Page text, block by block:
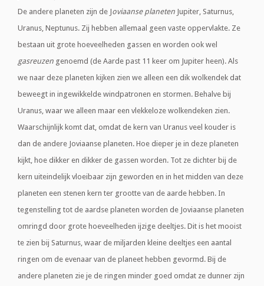
De andere planeten zijn de Joviaanse planeten Jupiter, Saturnus,
Uranus, Neptunus. Zij hebben allemaal geen vaste oppervlakte. Ze
bestaan uit grote hoeveelheden gassen en worden ook wel
gasreuzen genoemd (de Aarde past 11 keer om Jupiter heen). Als
we naar deze planeten kijken zien we alleen een dik wolkendek dat
beweegt in ingewikkelde windpatronen en stormen. Behalve bij
Uranus, waar we alleen maar een vlekkeloze wolkendeken zien.
Waarschijnlijk komt dat, omdat de kern van Uranus veel kouder is
dan de andere Joviaanse planeten. Hoe dieper je in deze planeten
kijkt, hoe dikker en dikker de gassen worden. Tot ze dichter bij de
kern uiteindelijk vloeibaar zijn geworden en in het midden van deze
planeten een stenen kern ter grootte van de aarde hebben. In
tegenstelling tot de aardse planeten worden de Joviaanse planeten
omringd door grote hoeveelheden ijzige deeltjes. Dit is het mooist
te zien bij Saturnus, waar de miljarden kleine deeltjes een aantal
ringen om de evenaar van de planeet hebben gevormd. Bij de
andere planeten zie je de ringen minder goed omdat ze dunner zijn